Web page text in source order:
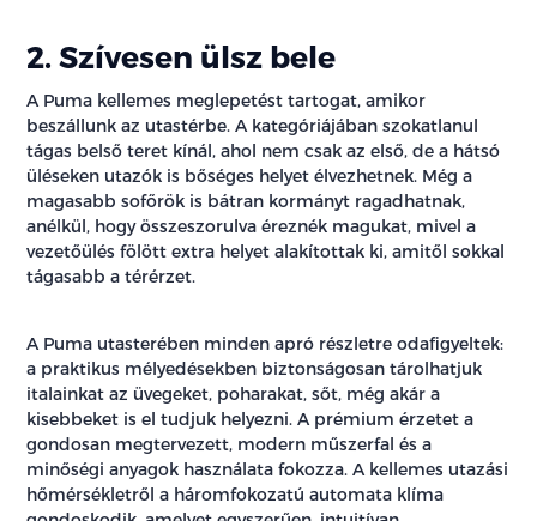
2. Szívesen ülsz bele
A Puma kellemes meglepetést tartogat, amikor
beszállunk az utastérbe. A kategóriájában szokatlanul
tágas belső teret kínál, ahol nem csak az első, de a hátsó
üléseken utazók is bőséges helyet élvezhetnek. Még a
magasabb sofőrök is bátran kormányt ragadhatnak,
anélkül, hogy összeszorulva éreznék magukat, mivel a
vezetőülés fölött extra helyet alakítottak ki, amitől sokkal
tágasabb a térérzet.
A Puma utasterében minden apró részletre odafigyeltek:
a praktikus mélyedésekben biztonságosan tárolhatjuk
italainkat az üvegeket, poharakat, sőt, még akár a
kisebbeket is el tudjuk helyezni. A prémium érzetet a
gondosan megtervezett, modern műszerfal és a
minőségi anyagok használata fokozza. A kellemes utazási
hőmérsékletről a háromfokozatú automata klíma